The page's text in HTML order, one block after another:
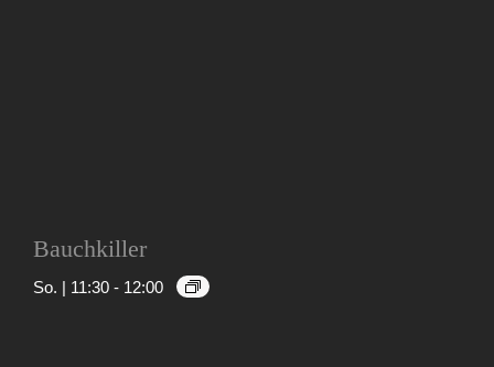
Bauchkiller
So. | 11:30 - 12:00